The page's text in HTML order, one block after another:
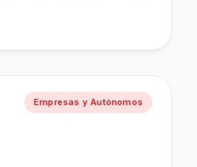
Empresas y Autónomos